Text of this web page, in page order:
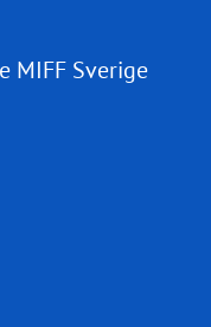
MIFF Sverige